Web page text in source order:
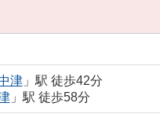
津」駅 徒歩42分
」駅 徒歩58分